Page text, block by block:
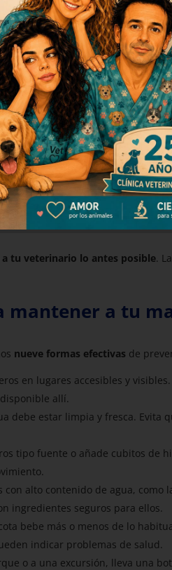
de
evitar complicaciones.
tu veterinario lo antes posible.
mantener a tu
nueve formas efectivas de
en lugares accesibles y
allí.
debe estar limpia y fresca. Evita
tipo fuente o añade cubitos de
con alto contenido de agua, como
ingredientes seguros para ellos.
bebe más o menos de lo
indicar problemas de salud.
o a una excursión, lleva una